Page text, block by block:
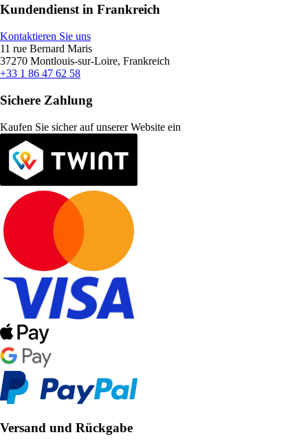
Kundendienst in Frankreich
Kontaktieren Sie uns
11 rue Bernard Maris
37270 Montlouis-sur-Loire, Frankreich
+33 1 86 47 62 58
Sichere Zahlung
Kaufen Sie sicher auf unserer Website ein
Versand und Rückgabe